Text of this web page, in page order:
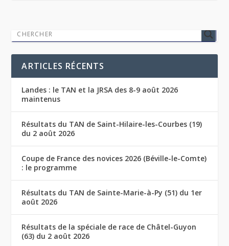
ARTICLES RÉCENTS
Landes : le TAN et la JRSA des 8-9 août 2026
maintenus
Résultats du TAN de Saint-Hilaire-les-Courbes (19)
du 2 août 2026
Coupe de France des novices 2026 (Béville-le-Comte)
: le programme
Résultats du TAN de Sainte-Marie-à-Py (51) du 1er
août 2026
Résultats de la spéciale de race de Châtel-Guyon
(63) du 2 août 2026